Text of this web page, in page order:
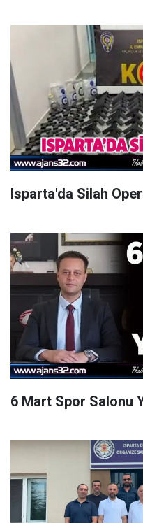
Isparta'da Silah
6 Mart Spor Salonu